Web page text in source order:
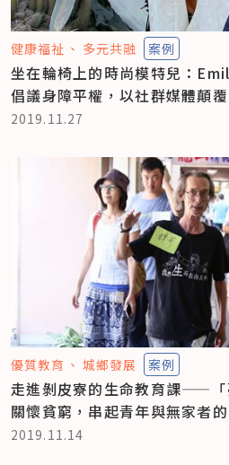
健康福祉 多元共融 案例
坐在輪椅上的時尚模特兒：
倡議身障平權，以社群媒體顛
2019.11.27
優質教育 城鄉發展 案例
走進剝皮寮的生命教育課——「
關懷貧窮，串起青年與無家者
2019.11.14